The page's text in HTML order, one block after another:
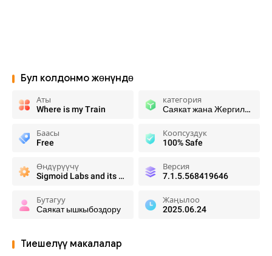
Бул колдонмо жөнүндө
Аты
Where is my Train
категория
Саякат жана Жергиликтүү
Баасы
Free
Коопсуздук
100% Safe
Өндүрүүчү
Sigmoid Labs and its Affiliates
Версия
7.1.5.568419646
Бутагуу
Саякат ышкыбоздору
Жаңылоо
2025.06.24
Тиешелүү макалалар